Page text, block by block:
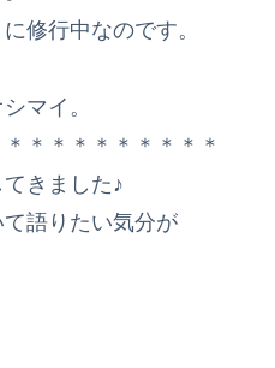
修行中なのです。
マイ。
＊＊＊＊＊＊＊＊＊
きました♪
語りたい気分が